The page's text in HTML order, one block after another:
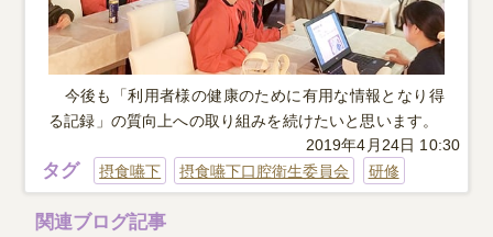
今後も「利用者様の健康のために有用な情報となり得
る記録」の質向上への取り組みを続けたいと思います。
2019年4月24日 10:30
タグ 摂食嚥下 摂食嚥下口腔衛生委員会 研修
関連ブログ記事